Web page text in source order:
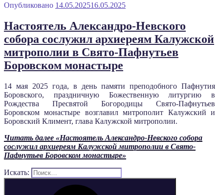
Опубликовано 14.05.202516.05.2025
Настоятель Александро-Невского
собора сослужил архиереям Калужской
митрополии в Свято-Пафнутьев
Боровском монастыре
14 мая 2025 года, в день памяти преподобного Пафнутия
Боровского, праздничную Божественную литургию в
Рождества Пресвятой Богородицы Свято-Пафнутьев
Боровском монастыре возглавил митрополит Калужский и
Боровский Климент, глава Калужской митрополии.
Читать далее «Настоятель Александро-Невского собора
сослужил архиереям Калужской митрополии в Свято-
Пафнутьев Боровском монастыре»
Искать: